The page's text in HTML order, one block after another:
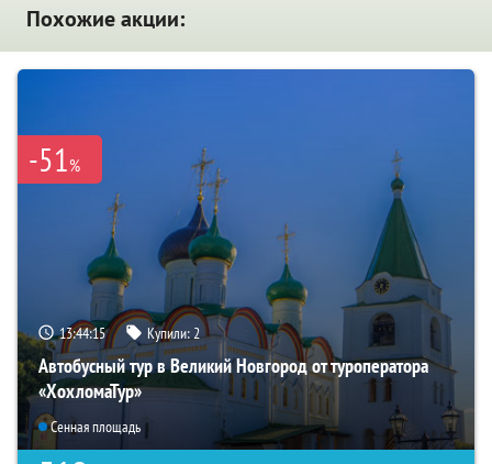
Похожие акции:
-51%
13:44:14 Купили:2
Автобусный тур в Великий Новгород от туроператора
«ХохломаТур»
Сенная площадь